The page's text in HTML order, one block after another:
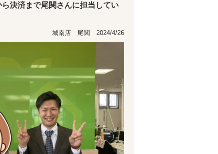
決済まで尾関さんに担当してい
ーな方で親身になって相談に乗
談したいことがあったら尾関さ
す。
城南店 尾関 2024/4/26